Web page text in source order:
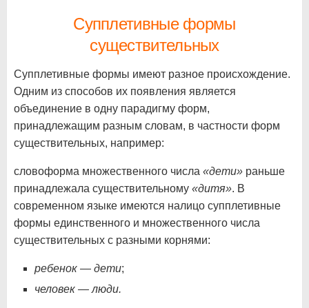
Супплетивные формы
существительных
Супплетивные формы имеют разное происхождение.
Одним из способов их появления является
объединение в одну парадигму форм,
принадлежащим разным словам, в частности форм
существительных, например:
словоформа множественного числа «дети» раньше
принадлежала существительному «дитя». В
современном языке имеются налицо супплетивные
формы единственного и множественного числа
существительных с разными корнями:
ребенок — дети;
человек — люди.